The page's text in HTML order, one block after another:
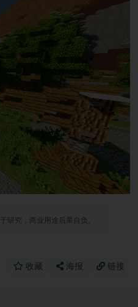
研究，商业用途后果自负。
收藏 海报 链接